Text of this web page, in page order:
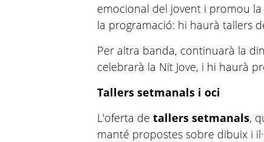
emocional del jovent i promou
la programació: hi haurà tallers
Per altra banda, continuarà la
celebrarà la Nit Jove, i hi haurà
Tallers setmanals i oci
L'oferta detallers setmanals,
manté propostes sobre dibuix i